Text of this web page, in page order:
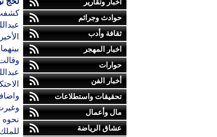
أخبار وتقارير
حوادث وجرائم
ثقافة وأدب
اخبار المهجر
حوارات
أخبار الفن
تحقيقات واستطلاعات
مال وأعمال
عشاق الرياضة